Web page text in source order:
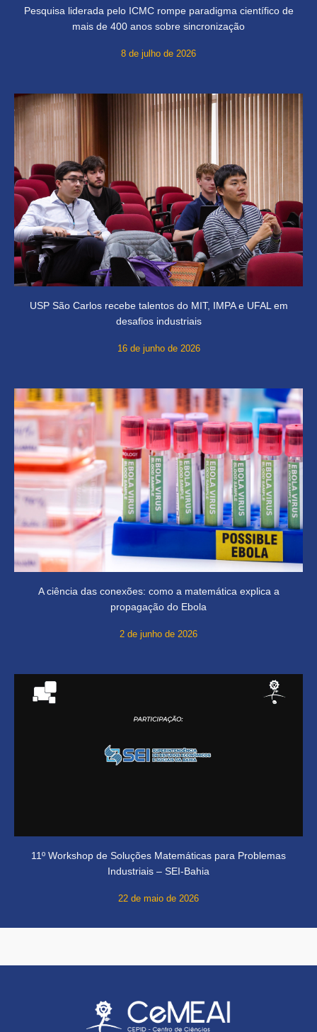
Pesquisa liderada pelo ICMC rompe paradigma científico de
mais de 400 anos sobre sincronização
8 de julho de 2026
USP São Carlos recebe talentos do MIT, IMPA e UFAL em
desafios industriais
16 de junho de 2026
A ciência das conexões: como a matemática explica a
propagação do Ebola
2 de junho de 2026
11º Workshop de Soluções Matemáticas para Problemas
Industriais – SEI-Bahia
22 de maio de 2026